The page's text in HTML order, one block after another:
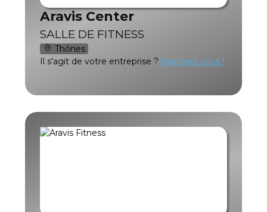
Aravis Center
SALLE DE FITNESS
Thônes
Il s'agit de votre entreprise ? Inscrivez vous !